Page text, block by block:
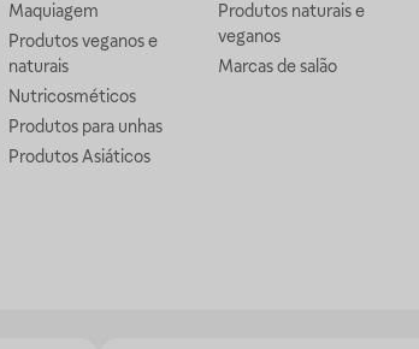
Maquiagem
Produtos veganos e
naturais
Nutricosméticos
Produtos para unhas
Produtos Asiáticos
Produtos naturais e
veganos
Marcas de salão